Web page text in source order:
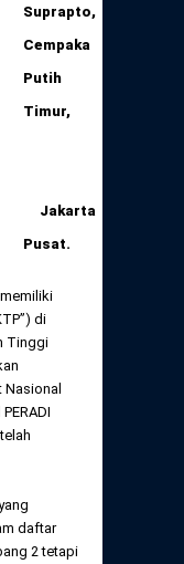
Suprapto,
Cempaka
Putih
Timur,
Jakarta
Pusat.
di
Tinggi
Nasional
daftar
2 tetapi